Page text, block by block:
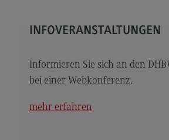
Elektrotechnik und
Profil-O-Mat Elektrotechnik und
Informationstechnik
Rahmenbedingungen
INFOVERANSTALTUNGEN
Informieren Sie sich an den
bei einer Webkonferenz.
mehr erfahren